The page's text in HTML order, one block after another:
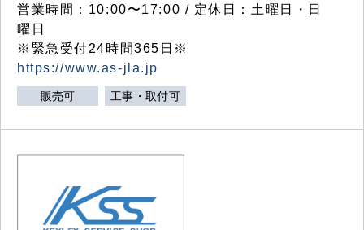
営業時間：10:00〜17:00 / 定休日：土曜日・日
曜日
※緊急受付24時間365日※
https://www.as-jla.jp
販売可 工事・取付可